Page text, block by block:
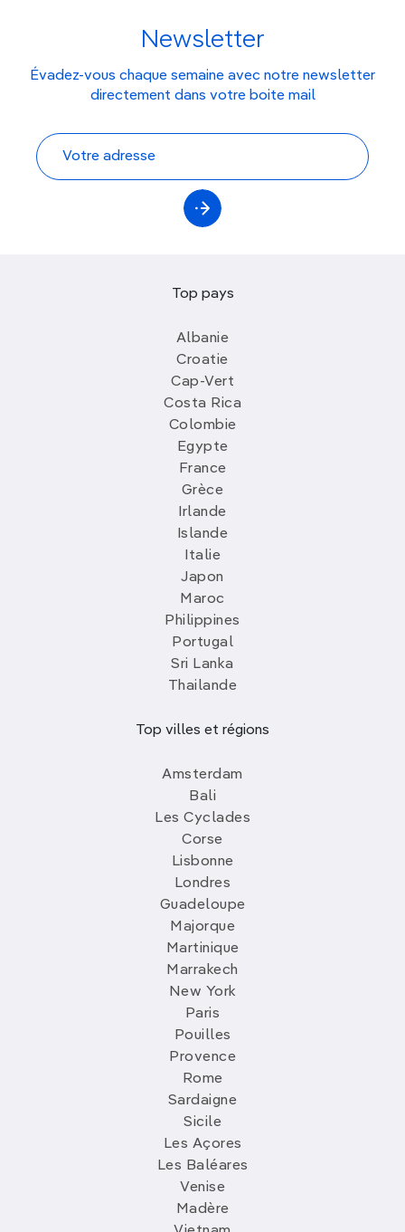
Newsletter
Évadez-vous chaque semaine avec notre newsletter
directement dans votre boite mail
Top pays
Albanie
Croatie
Cap-Vert
Costa Rica
Colombie
Egypte
France
Grèce
Irlande
Islande
Italie
Japon
Maroc
Philippines
Portugal
Sri Lanka
Thailande
Top villes et régions
Amsterdam
Bali
Les Cyclades
Corse
Lisbonne
Londres
Guadeloupe
Majorque
Martinique
Marrakech
New York
Paris
Pouilles
Provence
Rome
Sardaigne
Sicile
Les Açores
Les Baléares
Venise
Madère